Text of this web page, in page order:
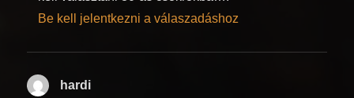
Be kell jelentkezni a válaszadáshoz
hardi